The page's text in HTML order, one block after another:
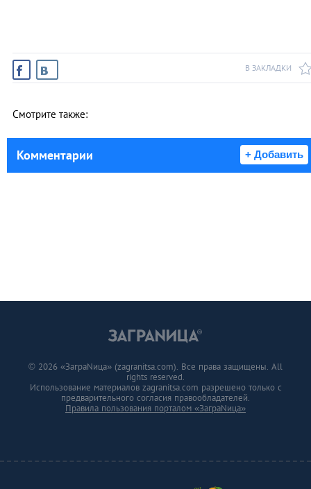
В ЗАКЛАДКИ
Смотрите также:
Комментарии + Добавить
© 2026 «ЗаграNица» (zagranitsa.com). Все права защищены. All
rights reserved.
Использование материалов zagranitsa.com разрешено только с
предварительного согласия правообладателей.
Правила пользования порталом «ЗаграNица»